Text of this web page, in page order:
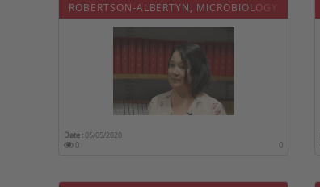
ROBERTSON-ALBERTYN, MICROBIOLOGY
OUTREACH PRIZE WINNER
Date :05/05/2020
0
0